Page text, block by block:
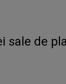
sale de